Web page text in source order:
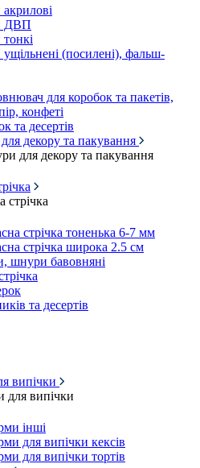
ДВП
ущільнені (посилені), фальш-
для коробок та пакетів,
конфеті
та десертів
декору та пакування
для декору та пакування
стрічка
стрічка тоненька 6-7 мм
стрічка широка 2.5 см
шнури бавовняні
та десертів
випічки
для випічки
інші
для випічки кексів
для випічки тортів